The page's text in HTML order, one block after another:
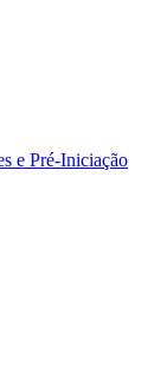
e Pré-Iniciação